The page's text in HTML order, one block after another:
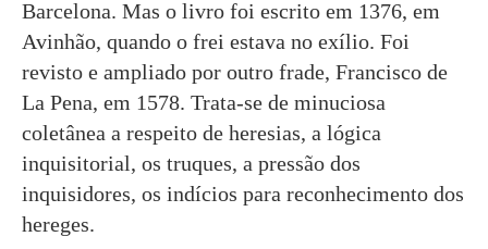
Barcelona. Mas o livro foi escrito em 1376, em
Avinhão, quando o frei estava no exílio. Foi
revisto e ampliado por outro frade, Francisco de
La Pena, em 1578. Trata-se de minuciosa
coletânea a respeito de heresias, a lógica
inquisitorial, os truques, a pressão dos
inquisidores, os indícios para reconhecimento dos
hereges.